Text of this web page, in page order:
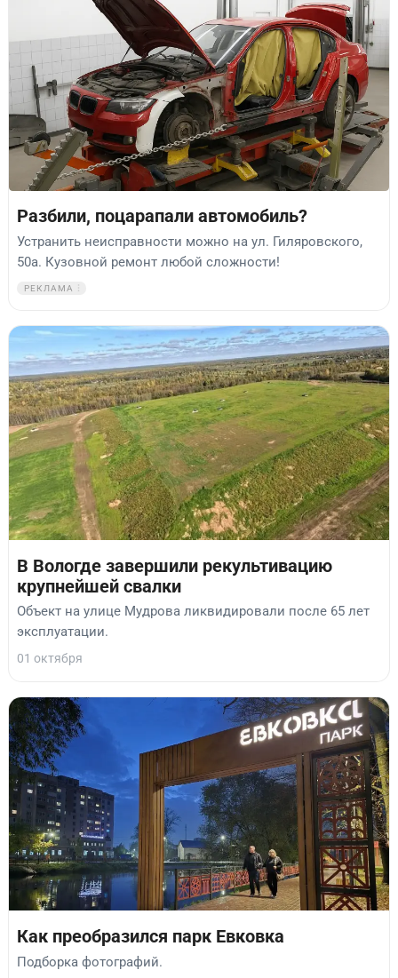
Разбили, поцарапали автомобиль?
Устранить неисправности можно на ул. Гиляровского,
50а. Кузовной ремонт любой сложности!
РЕКЛАМА
В Вологде завершили рекультивацию
крупнейшей свалки
Объект на улице Мудрова ликвидировали после 65 лет
эксплуатации.
01 октября
Как преобразился парк Евковка
Подборка фотографий.